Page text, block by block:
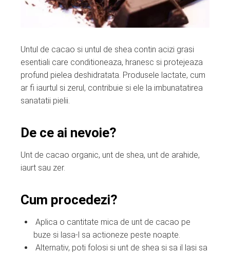
Untul de cacao si untul de shea contin acizi grasi
esentiali care conditioneaza, hranesc si protejeaza
profund pielea deshidratata. Produsele lactate, cum
ar fi iaurtul si zerul, contribuie si ele la imbunatatirea
sanatatii pielii.
De ce ai nevoie?
Unt de cacao organic, unt de shea, unt de arahide,
iaurt sau zer.
Cum procedezi?
Aplica o cantitate mica de unt de cacao pe
buze si lasa-l sa actioneze peste noapte.
Alternativ, poti folosi si unt de shea si sa il lasi sa